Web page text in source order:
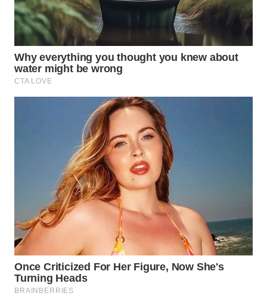
WN
NIAS
WN
LANGKAT
TANJUNG
LESUNG
WN
KARO
WN
SIMALUNGUN